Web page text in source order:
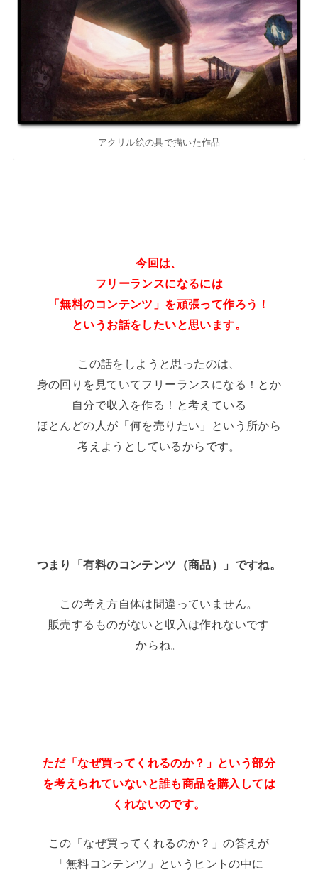
アクリル絵の具で描いた作品
今回は、
フリーランスになるには
「無料のコンテンツ」を頑張って作ろう！
というお話をしたいと思います。
この話をしようと思ったのは、
身の回りを見ていてフリーランスになる！とか
自分で収入を作る！と考えている
ほとんどの人が「何を売りたい」という所から
考えようとしているからです。
つまり「有料のコンテンツ（商品）」ですね。
この考え方自体は間違っていません。
販売するものがないと収入は作れないです
からね。
ただ「なぜ買ってくれるのか？」という部分
を考えられていないと誰も商品を購入しては
くれないのです。
この「なぜ買ってくれるのか？」の答えが
「無料コンテンツ」というヒントの中に